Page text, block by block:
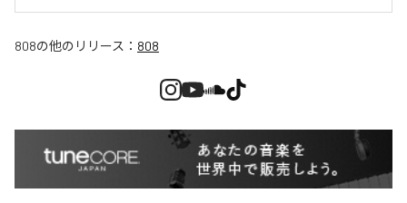
808の他のリリース： 808